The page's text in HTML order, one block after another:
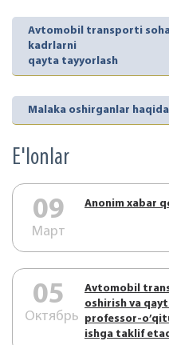
Avtomobil transporti
kadrlarni
qayta tayyorlash
Malaka oshirganlar
E'lonlar
09
Март
Аnonim xabar
05
Октябрь
Аvtоmоbil
оshirish vа
prоfеssоr-
ishgа tаklif